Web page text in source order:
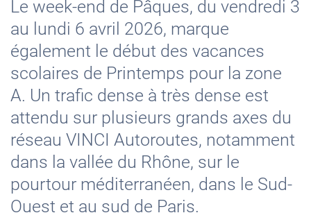
Le week-end de Pâques, du vendredi 3
au lundi 6 avril 2026, marque
également le début des vacances
scolaires de Printemps pour la zone
A. Un trafic dense à très dense est
attendu sur plusieurs grands axes du
réseau VINCI Autoroutes, notamment
dans la vallée du Rhône, sur le
pourtour méditerranéen, dans le Sud-
Ouest et au sud de Paris.